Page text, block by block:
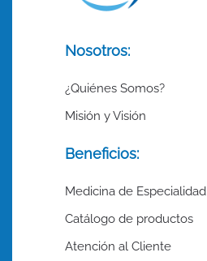
Nosotros:
¿Quiénes Somos?
Misión y Visión
Beneficios:
Medicina de Especialidad
Catálogo de productos
Atención al Cliente